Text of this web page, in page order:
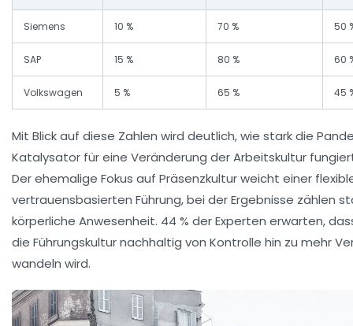
Siemens 10 % 70 % 50
SAP 15 % 80 % 60
Volkswagen 5 % 65 % 45
Mit Blick auf diese Zahlen wird deutlich, wie stark die
Katalysator für eine Veränderung der Arbeitskultur
Der ehemalige Fokus auf Präsenzkultur weicht einer
vertrauensbasierten Führung, bei der Ergebnisse zählen
körperliche Anwesenheit. 44 % der Experten erwarten,
die Führungskultur nachhaltig von Kontrolle hin zu mehr
wandeln wird.